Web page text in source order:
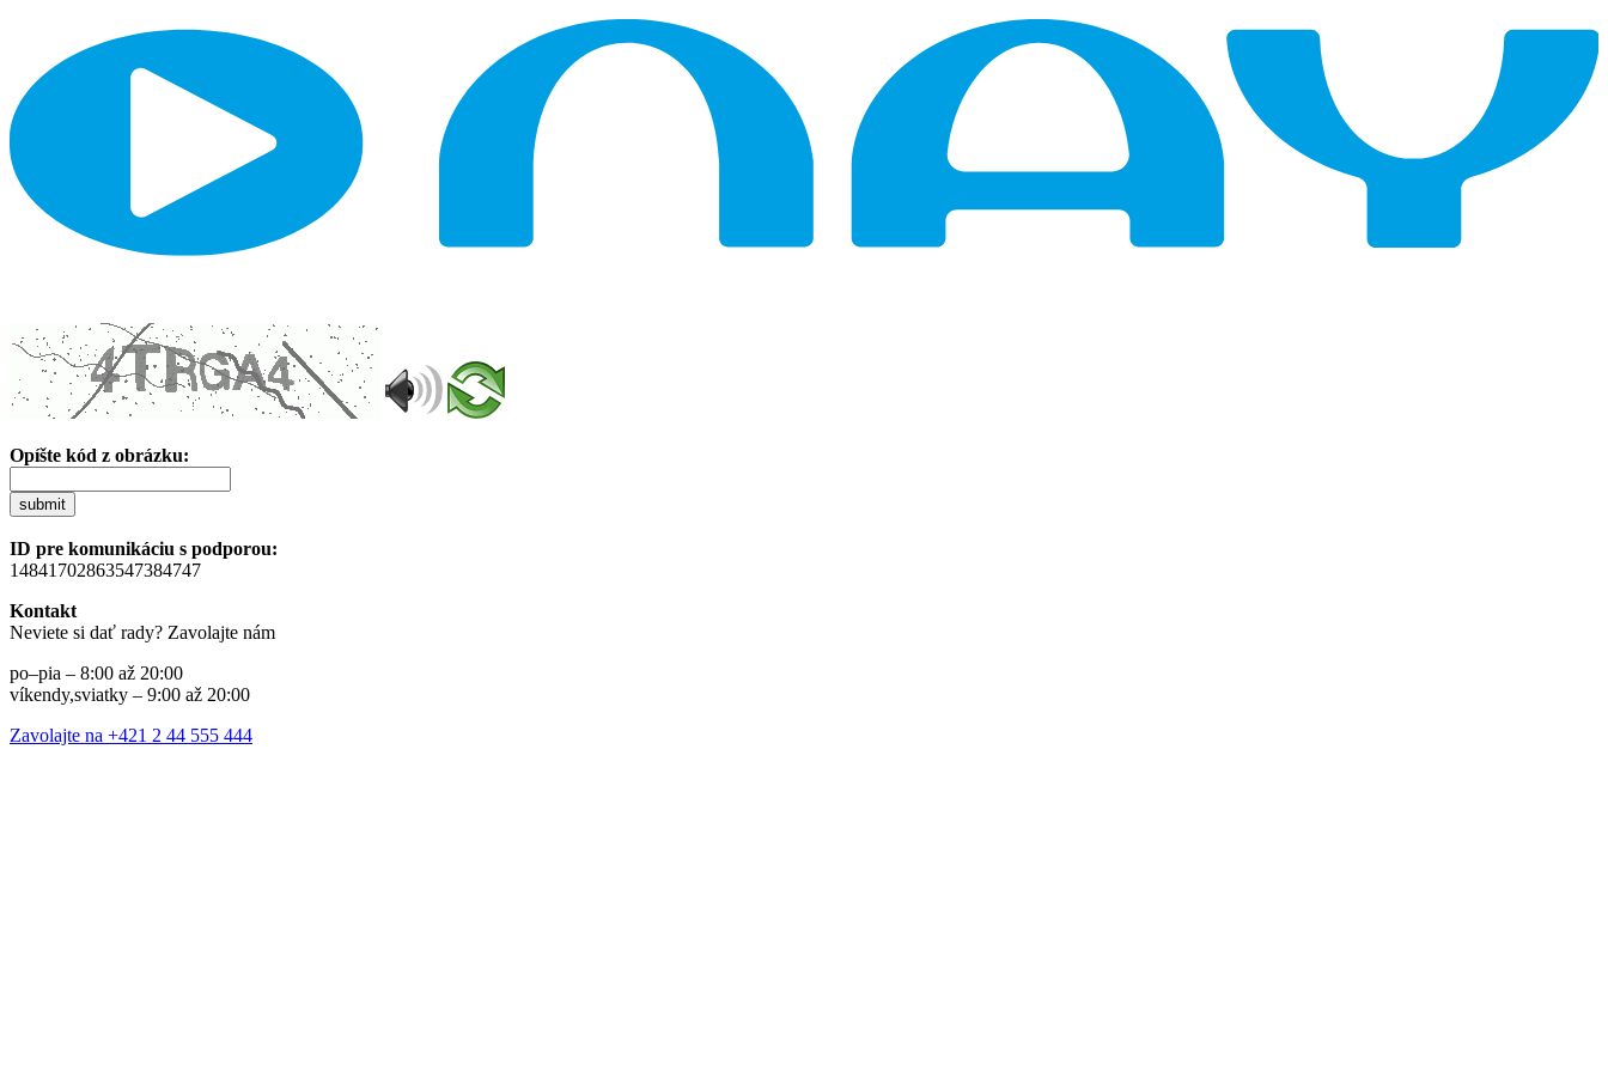
Opíšte kód z obrázku:
submit
ID pre komunikáciu s podporou:
14841702863547384747
Kontakt
Neviete si dať rady? Zavolajte nám
po–pia – 8:00 až 20:00
víkendy,sviatky – 9:00 až 20:00
Zavolajte na +421 2 44 555 444